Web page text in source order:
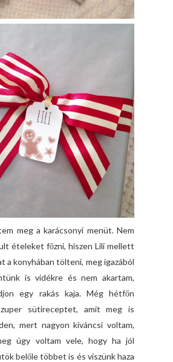
meg a karácsonyi menüt. Nem
ételeket főzni, hiszen Lili mellett
a konyhában tölteni, meg igazából
is vidékre és nem akartam,
egy rakás kaja. Még hétfőn
sütireceptet, amit meg is
mert nagyon kíváncsi voltam,
úgy voltam vele, hogy ha jól
belőle többet is és viszünk haza